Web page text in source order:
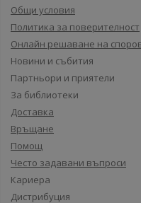
Общи условия
Политика за поверителност
Онлайн решаване на
Новини и събития
Партньори и приятели
За библиотеки
Доставка
Връщане
Помощ
Често задавани въпроси
Кариера
Дистрибуция